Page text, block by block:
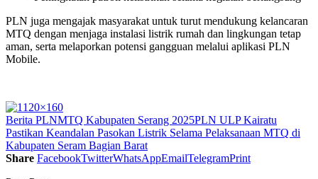
PLN juga mengajak masyarakat untuk turut mendukung kelancaran
MTQ dengan menjaga instalasi listrik rumah dan lingkungan tetap
aman, serta melaporkan potensi gangguan melalui aplikasi PLN
Mobile.
Berita PLNMTQ Kabupaten Serang 2025PLN ULP Kairatu
Pastikan Keandalan Pasokan Listrik Selama Pelaksanaan MTQ di
Kabupaten Seram Bagian Barat
Share FacebookTwitterWhatsAppEmailTelegramPrint